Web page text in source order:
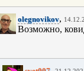
olegnovikov,
Возможно,